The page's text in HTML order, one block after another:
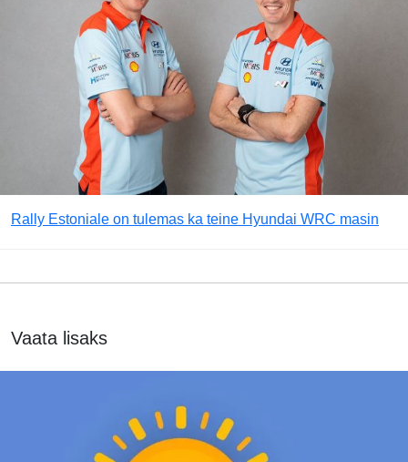
Rally Estoniale on tulemas ka teine Hyundai WRC masin
Vaata lisaks